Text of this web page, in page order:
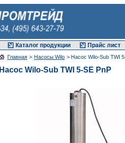
Каталог продукции
Прайс лист
Главная > Насосы Wilo > Насос Wilo-Sub TWI
Насос Wilo-Sub TWI 5-SE PnP